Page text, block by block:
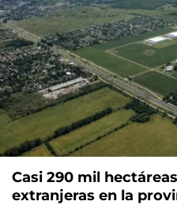
Casi 290 mil
extranjeras en la